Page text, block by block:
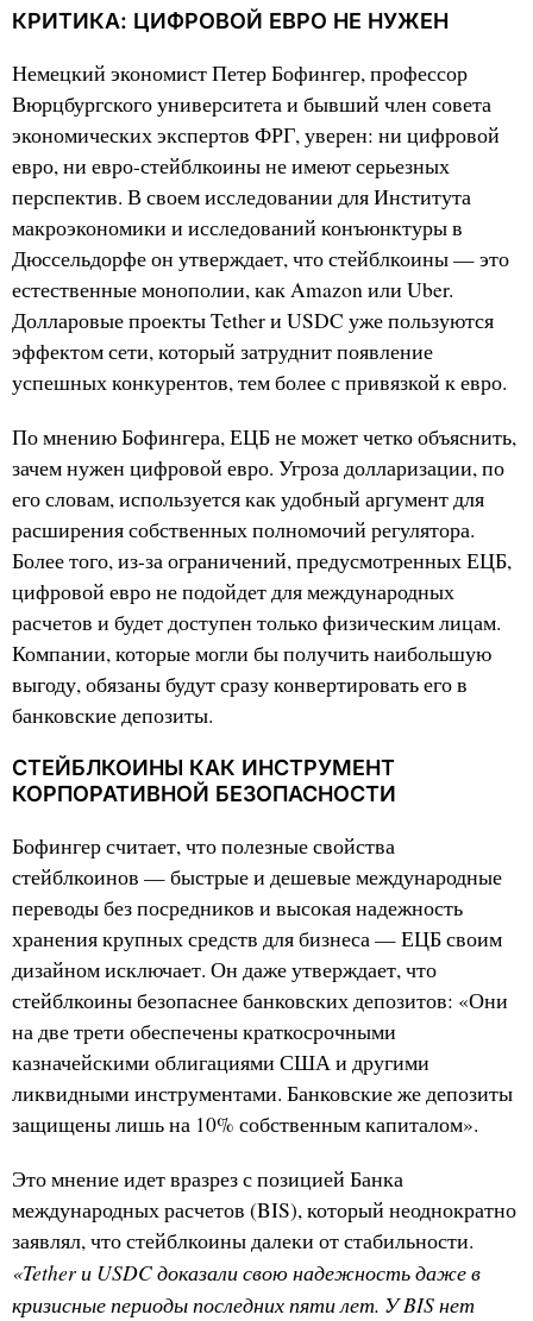
КРИТИКА: ЦИФРОВОЙ ЕВРО НЕ НУЖЕН
Немецкий экономист Петер Бофингер, профессор
Вюрцбургского университета и бывший член совета
экономических экспертов ФРГ, уверен: ни цифровой
евро, ни евро-стейблкоины не имеют серьезных
перспектив. В своем исследовании для Института
макроэкономики и исследований конъюнктуры в
Дюссельдорфе он утверждает, что стейблкоины — это
естественные монополии, как Amazon или Uber.
Долларовые проекты Tether и USDC уже пользуются
эффектом сети, который затруднит появление
успешных конкурентов, тем более с привязкой к евро.
По мнению Бофингера, ЕЦБ не может четко объяснить,
зачем нужен цифровой евро. Угроза долларизации, по
его словам, используется как удобный аргумент для
расширения собственных полномочий регулятора.
Более того, из-за ограничений, предусмотренных ЕЦБ,
цифровой евро не подойдет для международных
расчетов и будет доступен только физическим лицам.
Компании, которые могли бы получить наибольшую
выгоду, обязаны будут сразу конвертировать его в
банковские депозиты.
СТЕЙБЛКОИНЫ КАК ИНСТРУМЕНТ
КОРПОРАТИВНОЙ БЕЗОПАСНОСТИ
Бофингер считает, что полезные свойства
стейблкоинов — быстрые и дешевые международные
переводы без посредников и высокая надежность
хранения крупных средств для бизнеса — ЕЦБ своим
дизайном исключает. Он даже утверждает, что
стейблкоины безопаснее банковских депозитов: «Они
на две трети обеспечены краткосрочными
казначейскими облигациями США и другими
ликвидными инструментами. Банковские же депозиты
защищены лишь на 10% собственным капиталом».
Это мнение идет вразрез с позицией Банка
международных расчетов (BIS), который неоднократно
заявлял, что стейблкоины далеки от стабильности.
«Tether и USDC доказали свою надежность даже в
кризисные периоды последних пяти лет. У BIS нет